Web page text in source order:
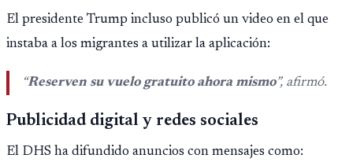
El presidente Trump incluso publicó un video en el que
instaba a los migrantes a utilizar la aplicación:
“Reserven su vuelo gratuito ahora mismo”, afirmó.
Publicidad digital y redes sociales
El DHS ha difundido anuncios con mensajes como: